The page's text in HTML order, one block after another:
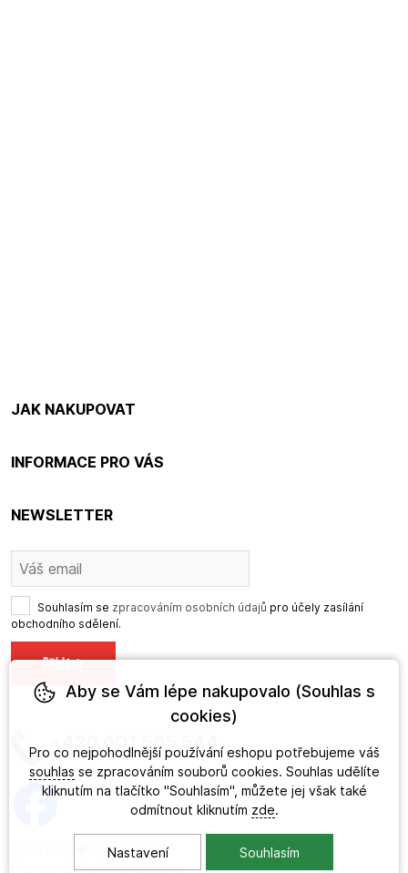
JAK NAKUPOVAT
INFORMACE PRO VÁS
NEWSLETTER
Souhlasím se zpracováním osobních údajů pro účely zasílání
obchodního sdělení.
+420 601 565 544
byineShop
Mapa stránek,Klasická verze
Aby se Vám lépe nakupovalo (Souhlas s
cookies)
Pro co nejpohodlnější používání eshopu potřebujeme váš
souhlas se zpracováním souborů cookies. Souhlas udělíte
kliknutím na tlačítko "Souhlasím", můžete jej však také
odmítnout kliknutím zde.
Nastavení Souhlasím